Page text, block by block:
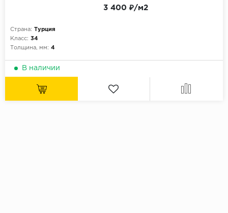
Страна: Турция
Класс: 34
Толщина, мм: 4
3 400 ₽/м2
В наличии